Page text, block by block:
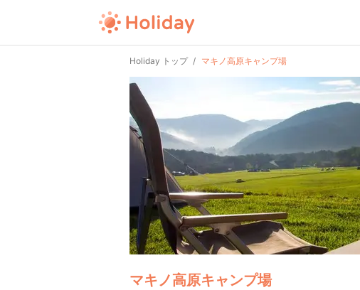
Holiday トップ マキノ高原キャンプ場
マキノ高原キャンプ場